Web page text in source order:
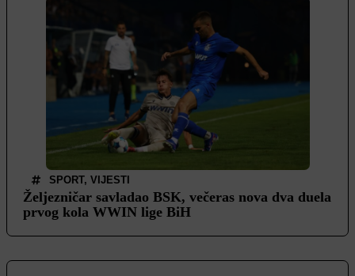
SPORT, VIJESTI
Željezničar savladao BSK, večeras nova dva duela
prvog kola WWIN lige BiH